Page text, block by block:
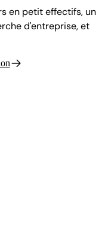
en petit effectifs, un
d'entreprise, et